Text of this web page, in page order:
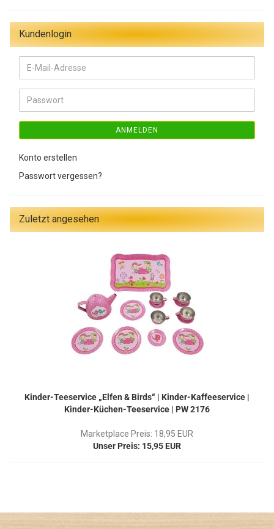
Kundenlogin
E-
Mail-
Adresse
Passwort
ANMELDEN
Konto erstellen
Passwort vergessen?
Zuletzt angesehen
Kinder-Teeservice „Elfen & Birds“ | Kinder-Kaffeeservice |
Kinder-Küchen-Teeservice | PW 2176
Marketplace Preis: 18,95 EUR
Unser Preis: 15,95 EUR